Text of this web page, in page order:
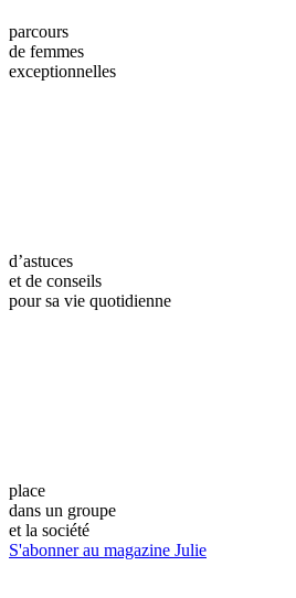
parcours
de femmes
exceptionnelles
d’astuces
et de conseils
pour sa vie quotidienne
place
dans un groupe
et la société
S'abonner au magazine Julie